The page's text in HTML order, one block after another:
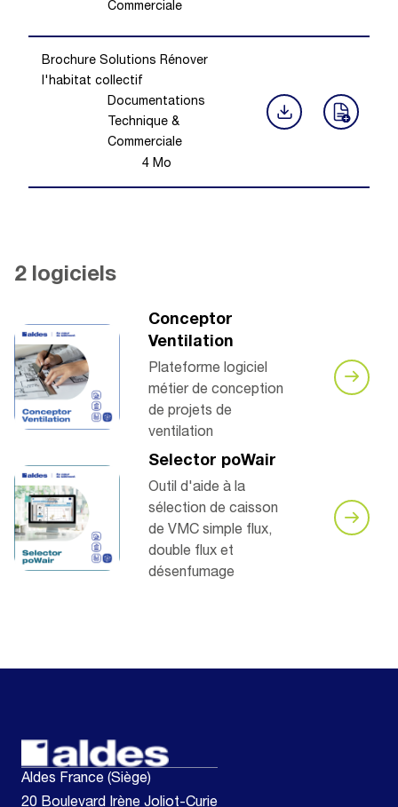
Commerciale
Brochure Solutions Rénover
l'habitat collectif
Documentations
Technique &
Commerciale
4Mo
2 logiciels
Conceptor
Ventilation
Plateforme logiciel
métier de conception
de projets de
ventilation
Selector poWair
Outil d'aide à la
sélection de caisson
de VMC simple flux,
double flux et
désenfumage
Aldes France (Siège)
20 Boulevard Irène Joliot-Curie